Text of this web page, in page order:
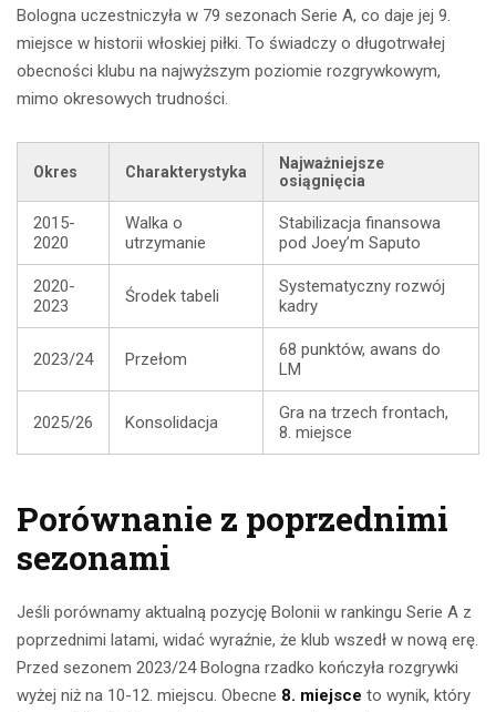
Bologna uczestniczyła w 79 sezonach Serie A, co daje jej 9.
miejsce w historii włoskiej piłki. To świadczy o długotrwałej
obecności klubu na najwyższym poziomie rozgrywkowym,
mimo okresowych trudności.
Okres Charakterystyka
Najważniejsze
osiągnięcia
2015-
2020
Walka o
utrzymanie
Stabilizacja finansowa
pod Joey’m Saputo
2020-
2023
Środek tabeli
Systematyczny rozwój
kadry
2023/24 Przełom
68 punktów, awans do
LM
2025/26 Konsolidacja
Gra na trzech frontach,
8. miejsce
Porównanie z poprzednimi
sezonami
Jeśli porównamy aktualną pozycję Bolonii w rankingu Serie A z
poprzednimi latami, widać wyraźnie, że klub wszedł w nową erę.
Przed sezonem 2023/24 Bologna rzadko kończyła rozgrywki
wyżej niż na 10-12. miejscu. Obecne 8. miejsce to wynik, który